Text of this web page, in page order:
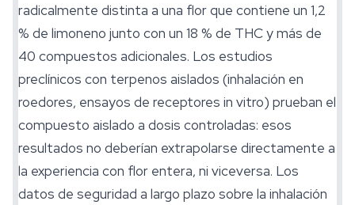
radicalmente distinta a una flor que contiene un 1,2
% de limoneno junto con un 18 % de THC y más de
40 compuestos adicionales. Los estudios
preclínicos con terpenos aislados (inhalación en
roedores, ensayos de receptores in vitro) prueban el
compuesto aislado a dosis controladas: esos
resultados no deberían extrapolarse directamente a
la experiencia con flor entera, ni viceversa. Los
datos de seguridad a largo plazo sobre la inhalación